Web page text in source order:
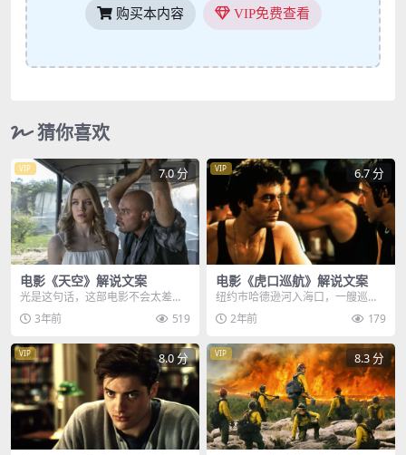
购买本内容 VIP免费查看
猜你喜欢
VIP 7.0 分
电影《天空》解说文案
光是这句话，这部电影不会太差，
这部电影是根据真实事件改编的，2
015年9月30日...
3年前 519
VIP 6.7 分
电影《虎口巡航》解说文案
纽约市哈德逊河入海口，一艘巡逻
船，发现了一只已经严重腐烂的男
人的断臂，这似乎与几...
2年前 179
VIP 8.0 分 VIP 8.3 分